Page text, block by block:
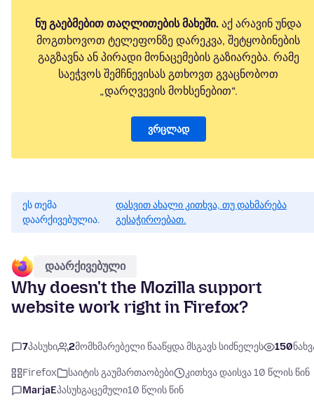
ნუ გაებმებით თაღლითების მახეში. აქ არავინ უნდა
მოგთხოვოთ ტელეფონზე დარეკვა, შეტყობინების
გაგზავნა ან პირადი მონაცემების გაზიარება. რამე
საეჭვოს შემჩნევისას გთხოვთ გვაცნობოთ
„დარღვევის მოხსენებით“.
ვრცლად
ეს თემა
დაარქივებულია.
დასვით ახალი კითხვა, თუ დახმარება
გესაჭიროებათ.
დაარქივებული
Why doesn't the Mozilla support
website work right in Firefox?
7პასუხი 2მომხმარებელი წააწყდა მსგავს სიძნელეს 150
Firefox საიტის გაუმართაობები
კითხვა დაისვა 10 წლის წინ
MarjaEპასუხგაცემული10 წლის წინ